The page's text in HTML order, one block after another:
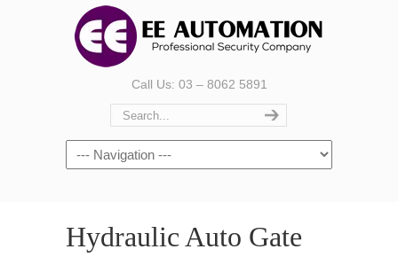
Call Us: 03 – 8062 5891
Hydraulic Auto Gate